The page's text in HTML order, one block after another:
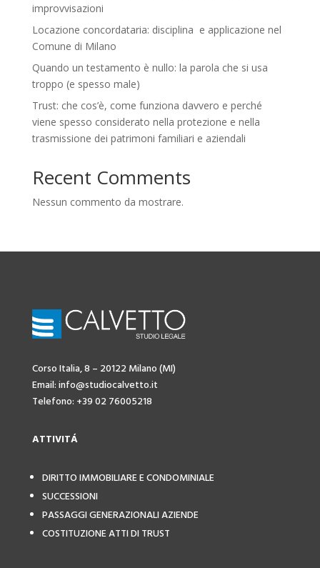
improvvisazioni
Locazione concordataria: disciplina e applicazione nel
Comune di Milano
Quando un testamento è nullo: la parola che si usa
troppo (e spesso male)
Trust: che cos’è, come funziona davvero e perché
viene spesso considerato nella protezione e nella
trasmissione dei patrimoni familiari e aziendali
Recent Comments
Nessun commento da mostrare.
Corso Italia, 8 – 20122 Milano (MI)
Email: info@studiocalvetto.it
Telefono: +39 02 76005218
ATTIVITÁ
DIRITTO IMMOBILIARE E CONDOMINIALE
SUCCESSIONI
PASSAGGI GENERAZIONALI AZIENDE
COSTITUZIONE ATTI DI TRUST